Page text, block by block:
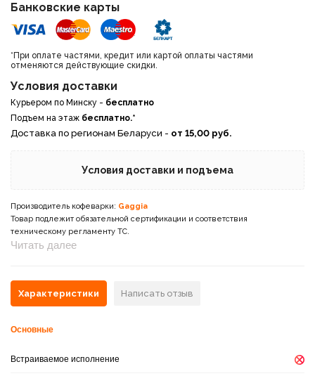
Банковские карты
*При оплате частями, кредит или картой оплаты частями
отменяются действующие скидки.
Условия доставки
Курьером по Минску - бесплатно
Подъем на этаж бесплатно.*
Доставка по регионам Беларуси - от 15,00 руб.
Условия доставки и подъема
Производитель кофеварки: Gaggia
Товар подлежит обязательной сертификации и соответствия
техническому регламенту ТС.
Читать далее
Характеристики Написать отзыв
Основные
Встраиваемое исполнение